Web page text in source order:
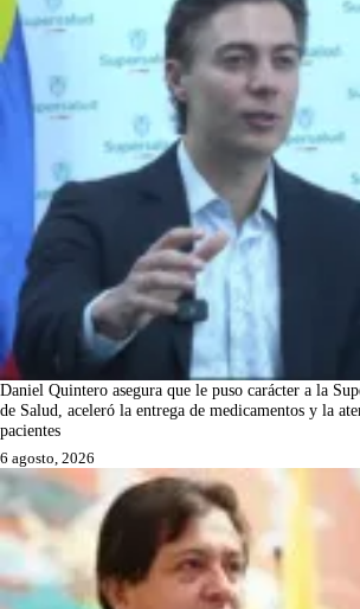
Daniel Quintero asegura que le puso carácter a la
de Salud, aceleró la entrega de medicamentos y la
pacientes
6 agosto, 2026